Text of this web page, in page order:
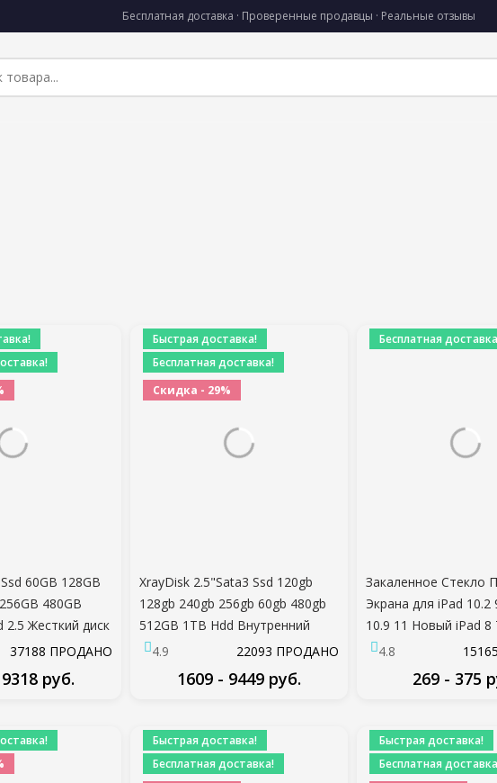
Бесплатная доставка · Проверенные продавцы · Реальные отзывы
60GB 128GB
480GB
2.5 Жесткий диск
накопитель
37188 ПРОДАНО
руб.
Быстрая доставка!
Бесплатная доставка!
Скидка - 29%
XrayDisk 2.5"Sata3 Ssd 120gb
128gb 240gb 256gb 60gb 480gb
512GB 1TB Hdd Внутренний
Твердотельный Накопитель
Жесткий Диск Для Ноутбука и
настольного компьютера
4.9 22093 ПРОДАНО
1609 - 9449 руб.
Бесплатная
Закаленное Стекло
Экрана для iPad 10.2
10.9 11 Новый iPad 8
2 Mini Glass iPad
4.8
269 - 375
Быстрая доставка!
Бесплатная доставка!
Быстрая доставка!
Бесплатная